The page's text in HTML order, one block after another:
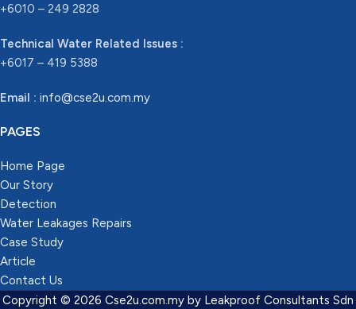
+6010 – 249 2828
Technical Water Related Issues :
+6017 – 419 5388
Email : info@cse2u.com.my
PAGES
Home Page
Our Story
Detection
Water Leakages Repairs
Case Study
Article
Contact Us
Copyright © 2026 Cse2u.com.my by Leakproof Consultants Sdn